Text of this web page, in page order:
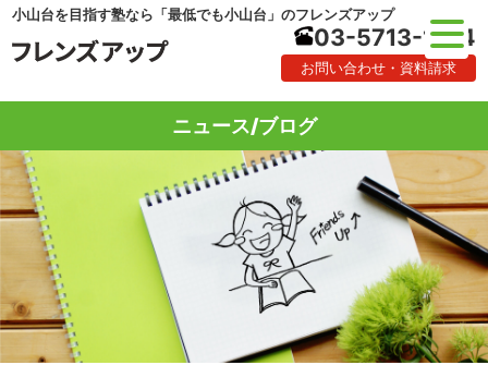
小山台を目指す塾なら「最低でも小山台」のフレンズアップ
03-5713-1184
お問い合わせ・資料請求
ニュース/ブログ